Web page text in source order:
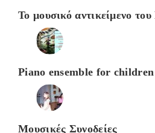
Το μουσικό αντικείμενο
Piano ensemble for children
Mουσικές Συνοδείες